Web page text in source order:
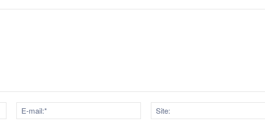
Nome:*
mail:*